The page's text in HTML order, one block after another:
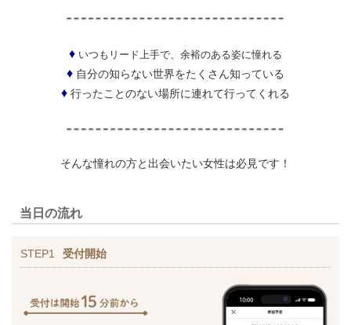
♦ いつも リード上手で、余裕のある姿に憧れる
♦ 自分の知らない世界をたくさん知っている
♦ 行ったことのない場所に連れて行ってくれる
そんな憧れの方と出会いたい女性は必見です！
当日の流れ
STEP1 受付開始